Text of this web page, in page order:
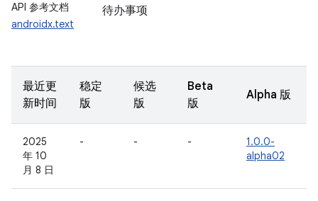
API 参考文档
androidx.text
待办事项
最近更
新时间
稳定
版
候选
版
Beta
版
Alpha 版
2025
年 10
月 8 日
- - -
1.0.0-
alpha02